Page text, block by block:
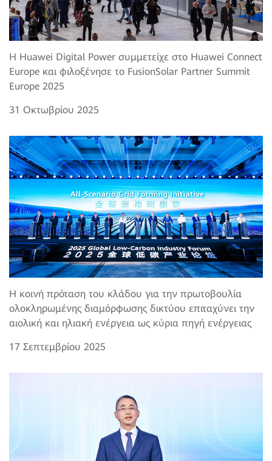
Η Huawei Digital Power συμμετείχε στο Huawei Connect
Europe και φιλοξένησε το FusionSolar Partner Summit
Europe 2025
31 Οκτωβρίου 2025
Η κοινή πρόταση του κλάδου για την πρωτοβουλία
ολοκληρωμένης διαμόρφωσης δικτύου επιταχύνει την
αιολική και ηλιακή ενέργεια ως κύρια πηγή ενέργειας
17 Σεπτεμβρίου 2025